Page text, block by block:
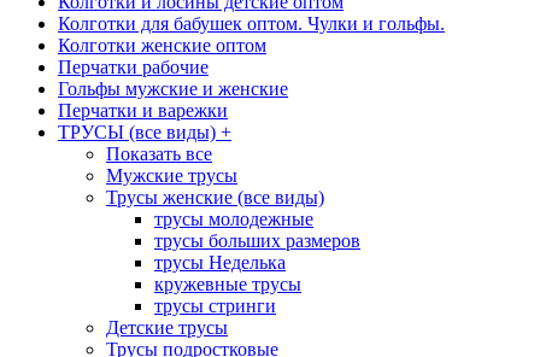
Колготки для бабушек оптом. Чулки и гольфы.
Колготки женские оптом
Перчатки рабочие
Гольфы мужские и женские
Перчатки и варежки
ТРУСЫ (все виды) +
Показать все
Мужские трусы
Трусы женские (все виды)
трусы молодежные
трусы больших размеров
трусы Неделька
кружевные трусы
трусы стринги
Детские трусы
Трусы подростковые